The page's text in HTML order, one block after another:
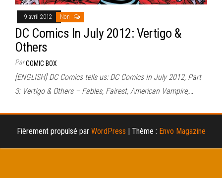
9 avril 2012 Non
DC Comics In July 2012: Vertigo &
Others
ParCOMIC BOX
[ENGLISH] DC Comics tells us: DC Comics In July 2012, Part
3: Vertigo & Others – Fables, Fairest, American Vampire,…
Fièrement propulsé par WordPress Thème : Envo Magazine